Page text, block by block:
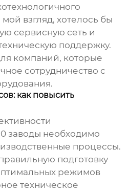
взгляд, хотелось бы
сервисную сеть и
поддержку.
компаний, которые
сотрудничество с
как повысить
заводы необходимо
процессы.
подготовку
режимов
техническое